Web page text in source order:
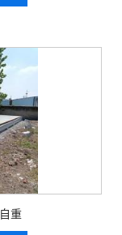
重